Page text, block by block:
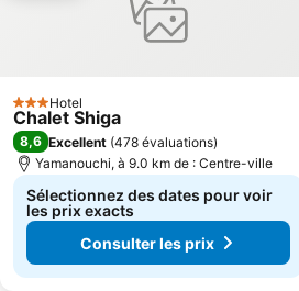
3 Étoiles
Hotel
Chalet Shiga
8,6 Excellent (478 évaluations)
Yamanouchi, à 9.0 km de : Centre-ville
Sélectionnez des dates pour voir
les prix exacts
Consulter les prix